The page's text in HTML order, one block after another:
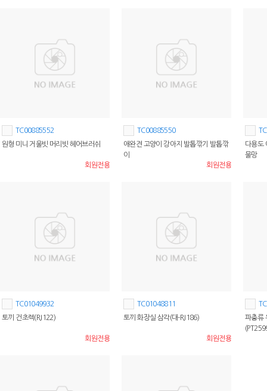
TC00885552
원형 미니 거울빗 머리빗 헤어브러쉬
회원전용
TC00885550
애완견 고양이 강아지 발톱깎기 발톱깎
이
회원전용
다용도
물망
TC01049932
토끼 건초렉(RJ122)
회원전용
TC01048811
토끼 화장실 삼각(대-RJ186)
회원전용
파충류